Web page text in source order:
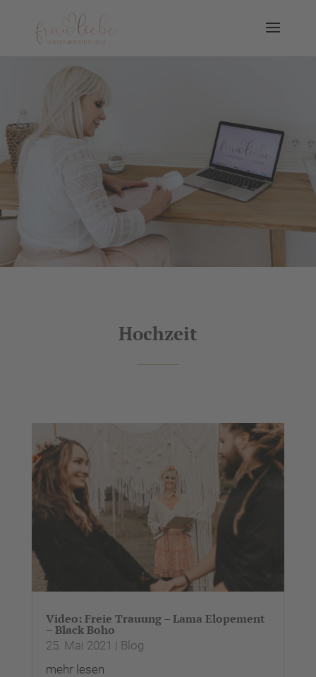
Hochzeit
Video: Freie Trauung – Lama Elopement
– Black Boho
25. Mai 2021 | Blog
mehr lesen